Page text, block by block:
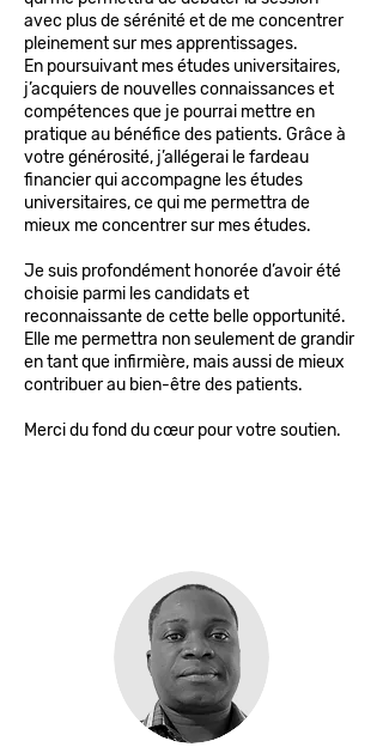
avec plus de sérénité et de me concentrer
pleinement sur mes apprentissages.
En poursuivant mes études universitaires,
j’acquiers de nouvelles connaissances et
compétences que je pourrai mettre en
pratique au bénéfice des patients. Grâce à
votre générosité, j’allégerai le fardeau
financier qui accompagne les études
universitaires, ce qui me permettra de
mieux me concentrer sur mes études.
Je suis profondément honorée d’avoir été
choisie parmi les candidats et
reconnaissante de cette belle opportunité.
Elle me permettra non seulement de grandir
en tant que infirmière, mais aussi de mieux
contribuer au bien-être des patients.
Merci du fond du cœur pour votre soutien.